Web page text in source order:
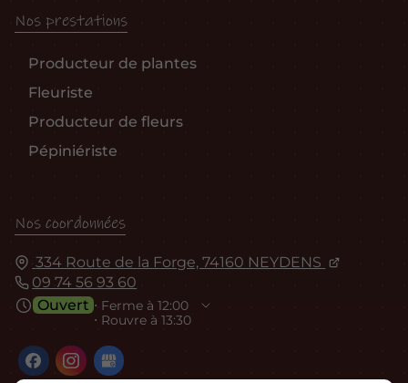
Nos prestations
Producteur de plantes
Fleuriste
Producteur de fleurs
Pépiniériste
Nos coordonnées
334 Route de la Forge, 74160 NEYDENS
09 74 56 93 60
Ouvert ⋅ Ferme à 12:00
⋅ Rouvre à 13:30